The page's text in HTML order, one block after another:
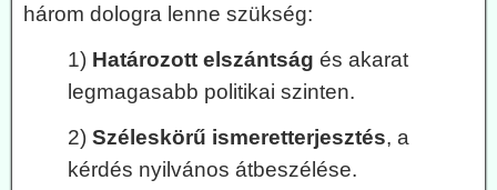
három dologra lenne szükség:
1) Határozott elszántság és akarat
legmagasabb politikai szinten.
2) Széleskörű ismeretterjesztés, a
kérdés nyilvános átbeszélése.